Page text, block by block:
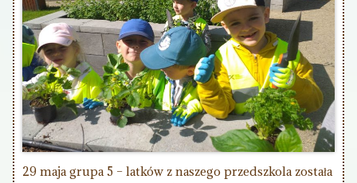
29 maja grupa 5 – latków z naszego przedszkola została